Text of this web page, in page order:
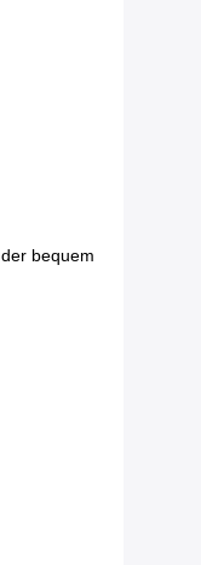
bequem